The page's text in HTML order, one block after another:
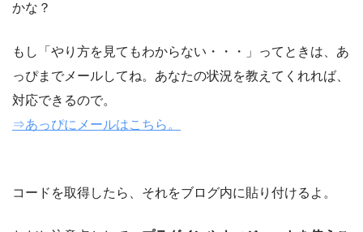
かな？
もし「やり方を見てもわからない・・・」ってときは、あ
っぴまでメールしてね。あなたの状況を教えてくれれば、
対応できるので。
⇒あっぴにメールはこちら。
コードを取得したら、それをブログ内に貼り付けるよ。